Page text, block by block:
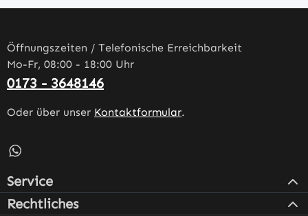
Öffnungszeiten / Telefonische Erreichbarkeit
Mo-Fr, 08:00 - 18:00 Uhr
0173 - 3648146
Oder über unser Kontaktformular.
Schreib uns auf WhatsApp – öffnet in neuem Tab
Service
Rechtliches